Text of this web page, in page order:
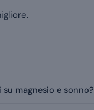
magnesio e sonno?